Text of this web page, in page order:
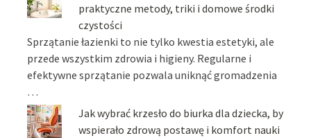
praktyczne metody, triki i domowe środki
czystości
Sprzątanie łazienki to nie tylko kwestia estetyki, ale
przede wszystkim zdrowia i higieny. Regularne i
efektywne sprzątanie pozwala uniknąć gromadzenia
…
Jak wybrać krzesło do biurka dla dziecka, by
wspierało zdrową postawę i komfort nauki